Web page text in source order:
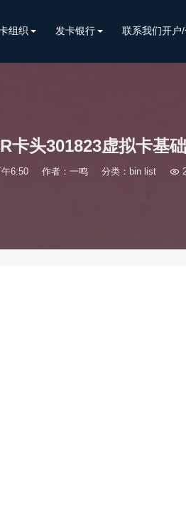
组织 发卡银行 联系我们开户
卡头301823虚拟卡基
6:50 作者：一鸣 分类： bin list 